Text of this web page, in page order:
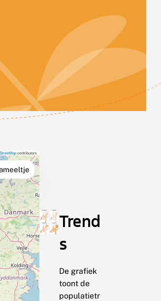
contributors
Trend
s
De grafiek
toont de
populatietr